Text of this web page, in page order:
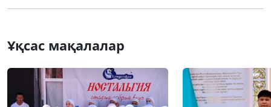
Ұқсас мақалалар